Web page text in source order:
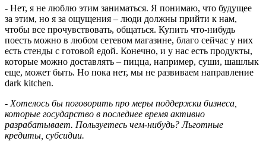
- Нет, я не люблю этим заниматься. Я понимаю, что будущее
за этим, но я за ощущения – люди должны прийти к нам,
чтобы все прочувствовать, общаться. Купить что-нибудь
поесть можно в любом сетевом магазине, благо сейчас у них
есть стенды с готовой едой. Конечно, и у нас есть продукты,
которые можно доставлять – пицца, например, суши, шашлык
еще, может быть. Но пока нет, мы не развиваем направление
dark kitchen.
- Хотелось бы поговорить про меры поддержки бизнеса,
которые государство в последнее время активно
разрабатывает. Пользуетесь чем-нибудь? Льготные
кредиты, субсидии.